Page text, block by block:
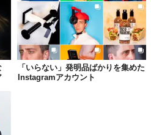
」
「いらない」発明品ばかりを集めた
Instagramアカウント